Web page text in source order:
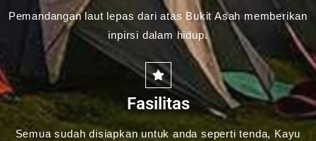
Pemandangan laut lepas dari atas Bukit Asah memberikan
inpirsi dalam hidup.
Fasilitas
Semua sudah disiapkan untuk anda seperti tenda, Kayu